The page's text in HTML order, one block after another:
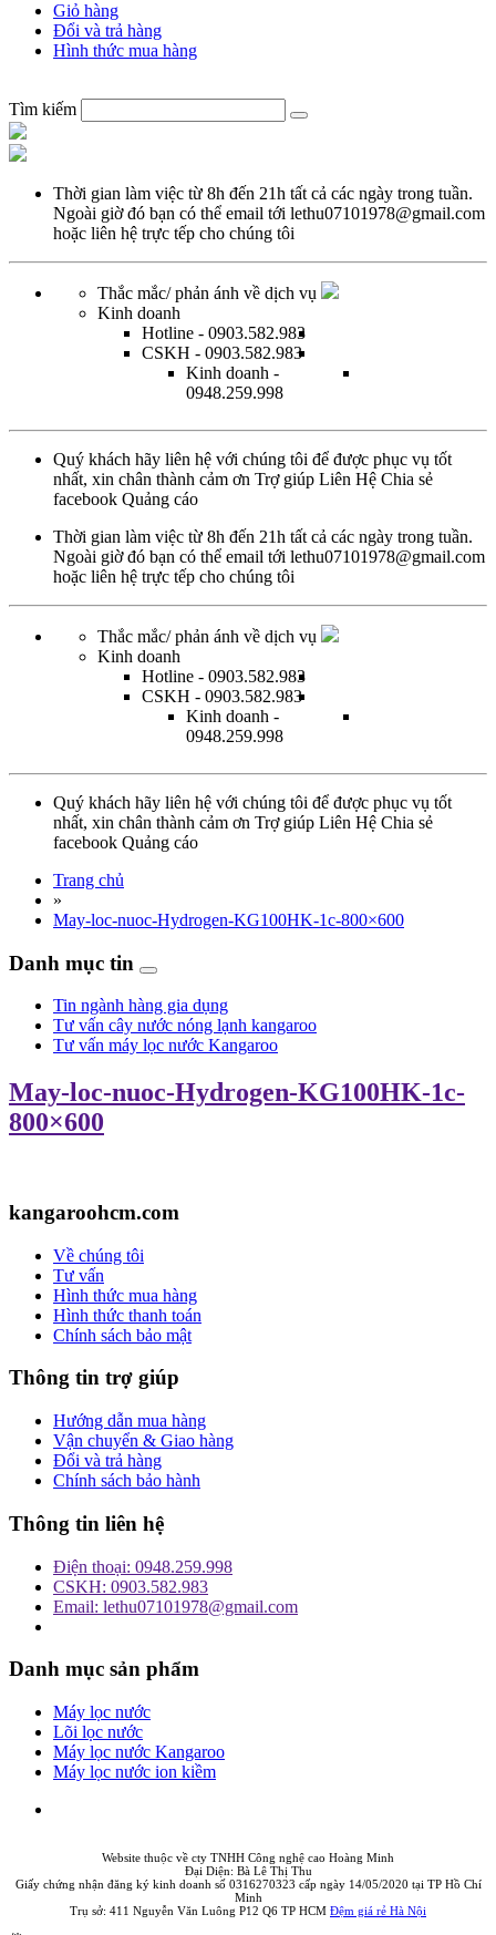
Giỏ hàng
Đổi và trả hàng
Hình thức mua hàng
Tìm kiếm
Thời gian làm việc từ 8h đến 21h tất cả các ngày trong tuần.
Ngoài giờ đó bạn có thể email tới lethu07101978@gmail.com
hoặc liên hệ trực tếp cho chúng tôi
Thắc mắc/ phản ánh về dịch vụ
Kinh doanh
Hotline - 0903.582.983
CSKH - 0903.582.983
Kinh doanh -
0948.259.998
Quý khách hãy liên hệ với chúng tôi để được phục vụ tốt
nhất, xin chân thành cảm ơn Trợ giúp Liên Hệ Chia sẻ
facebook Quảng cáo
Thời gian làm việc từ 8h đến 21h tất cả các ngày trong tuần.
Ngoài giờ đó bạn có thể email tới lethu07101978@gmail.com
hoặc liên hệ trực tếp cho chúng tôi
Thắc mắc/ phản ánh về dịch vụ
Kinh doanh
Hotline - 0903.582.983
CSKH - 0903.582.983
Kinh doanh -
0948.259.998
Quý khách hãy liên hệ với chúng tôi để được phục vụ tốt
nhất, xin chân thành cảm ơn Trợ giúp Liên Hệ Chia sẻ
facebook Quảng cáo
Trang chủ
»
May-loc-nuoc-Hydrogen-KG100HK-1c-800×600
Danh mục tin
Tin ngành hàng gia dụng
Tư vấn cây nước nóng lạnh kangaroo
Tư vấn máy lọc nước Kangaroo
May-loc-nuoc-Hydrogen-KG100HK-1c-
800×600
kangaroohcm.com
Về chúng tôi
Tư vấn
Hình thức mua hàng
Hình thức thanh toán
Chính sách bảo mật
Thông tin trợ giúp
Hướng dẫn mua hàng
Vận chuyển & Giao hàng
Đổi và trả hàng
Chính sách bảo hành
Thông tin liên hệ
Điện thoại: 0948.259.998
CSKH: 0903.582.983
Email: lethu07101978@gmail.com
Danh mục sản phẩm
Máy lọc nước
Lõi lọc nước
Máy lọc nước Kangaroo
Máy lọc nước ion kiềm
Website thuộc về cty TNHH Công nghệ cao Hoàng Minh
Đại Diện: Bà Lê Thị Thu
Giấy chứng nhận đăng ký kinh doanh số 0316270323 cấp ngày 14/05/2020 tại TP Hồ Chí
Minh
Trụ sở: 411 Nguyễn Văn Luông P12 Q6 TP HCM Đệm giá rẻ Hà Nội